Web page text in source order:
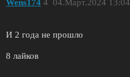
Wens174 04.Март.2024
4
И 2 года не прошло
8 лайков